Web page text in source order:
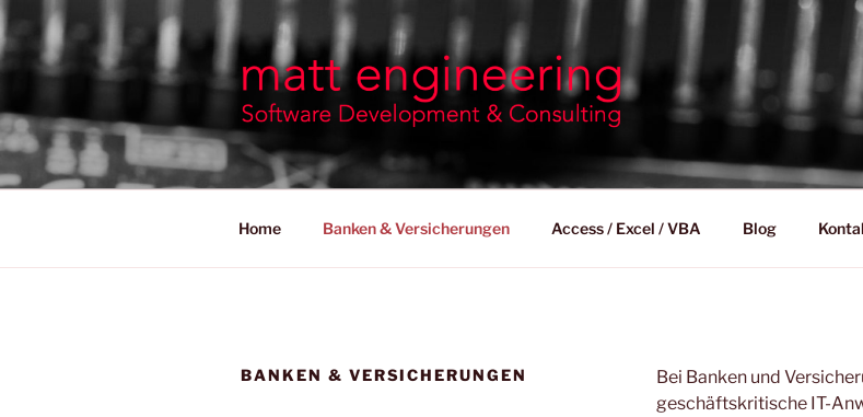
Zum
Inhalt
springen
MATT ENGINEERING
Software Development & Consulting
Home Banken & Versicherungen Access / Excel / VBA Blog
BANKEN & VERSICHERUNGEN
Bei Banken und
geschäftskritische IT-